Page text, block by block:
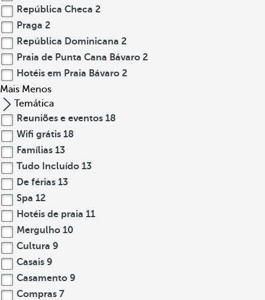
República Checa 2
Praga 2
República Dominicana 2
Praia de Punta Cana Bávaro 2
Hotéis em Praia Bávaro 2
Mais Menos
Temática
Reuniões e eventos 18
Wifi grátis 18
Famílias 13
Tudo Incluído 13
De férias 13
Spa 12
Hotéis de praia 11
Mergulho 10
Cultura 9
Casais 9
Casamento 9
Compras 7